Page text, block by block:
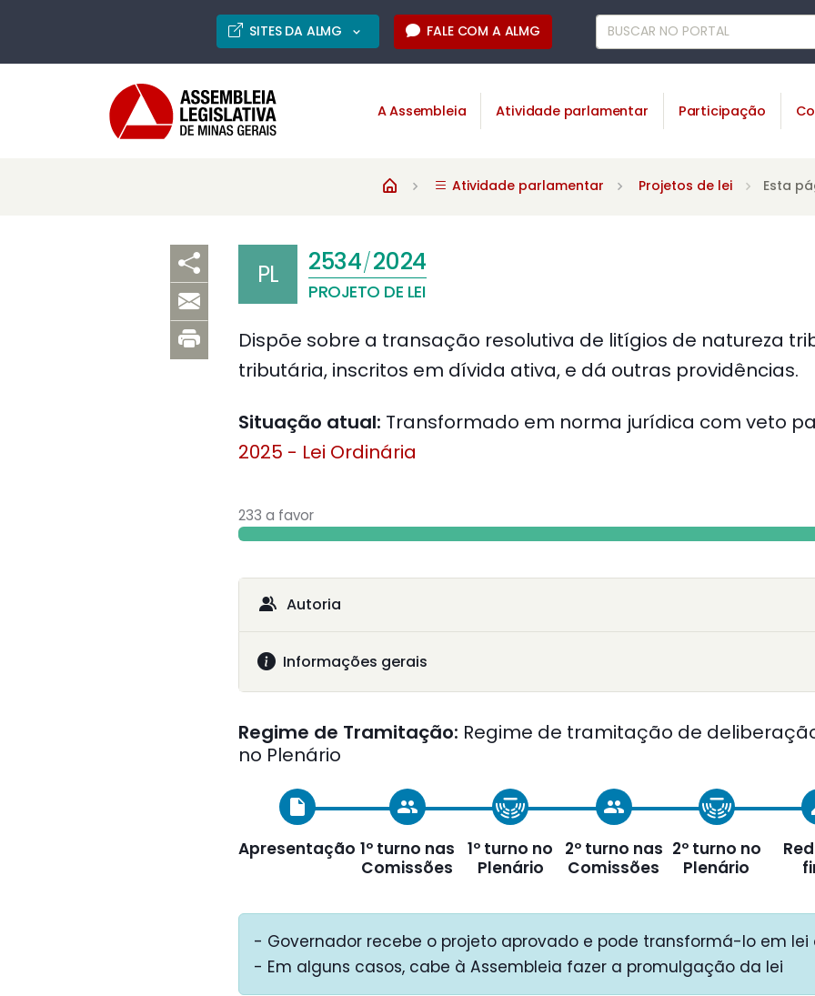
SITES DA ALMG FALE COM A ALMG
A Assembleia Atividade parlamentar Participação
Atividade parlamentar Projetos de lei Esta
PL 2534/2024
PROJETO DE LEI
Dispõe sobre a transação resolutiva de litígios de natureza
tributária, inscritos em dívida ativa, e dá outras providências.
Situação atual: Transformado em norma jurídica com veto
2025 - Lei Ordinária
233 a favor
Autoria
Informações gerais
Regime de Tramitação: Regime de tramitação de
no Plenário
insert_drive_file
Apresentação
group
1º turno nas
Comissões
1º turno no
Plenário
group
2º turno nas
Comissões
2º turno no
Plenário
- Governador recebe o projeto aprovado e pode transformá-lo em
- Em alguns casos, cabe à Assembleia fazer a promulgação da lei